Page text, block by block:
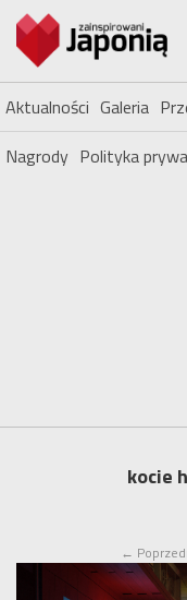
Aktualności Galeria
Nagrody Polityka
kocie
←